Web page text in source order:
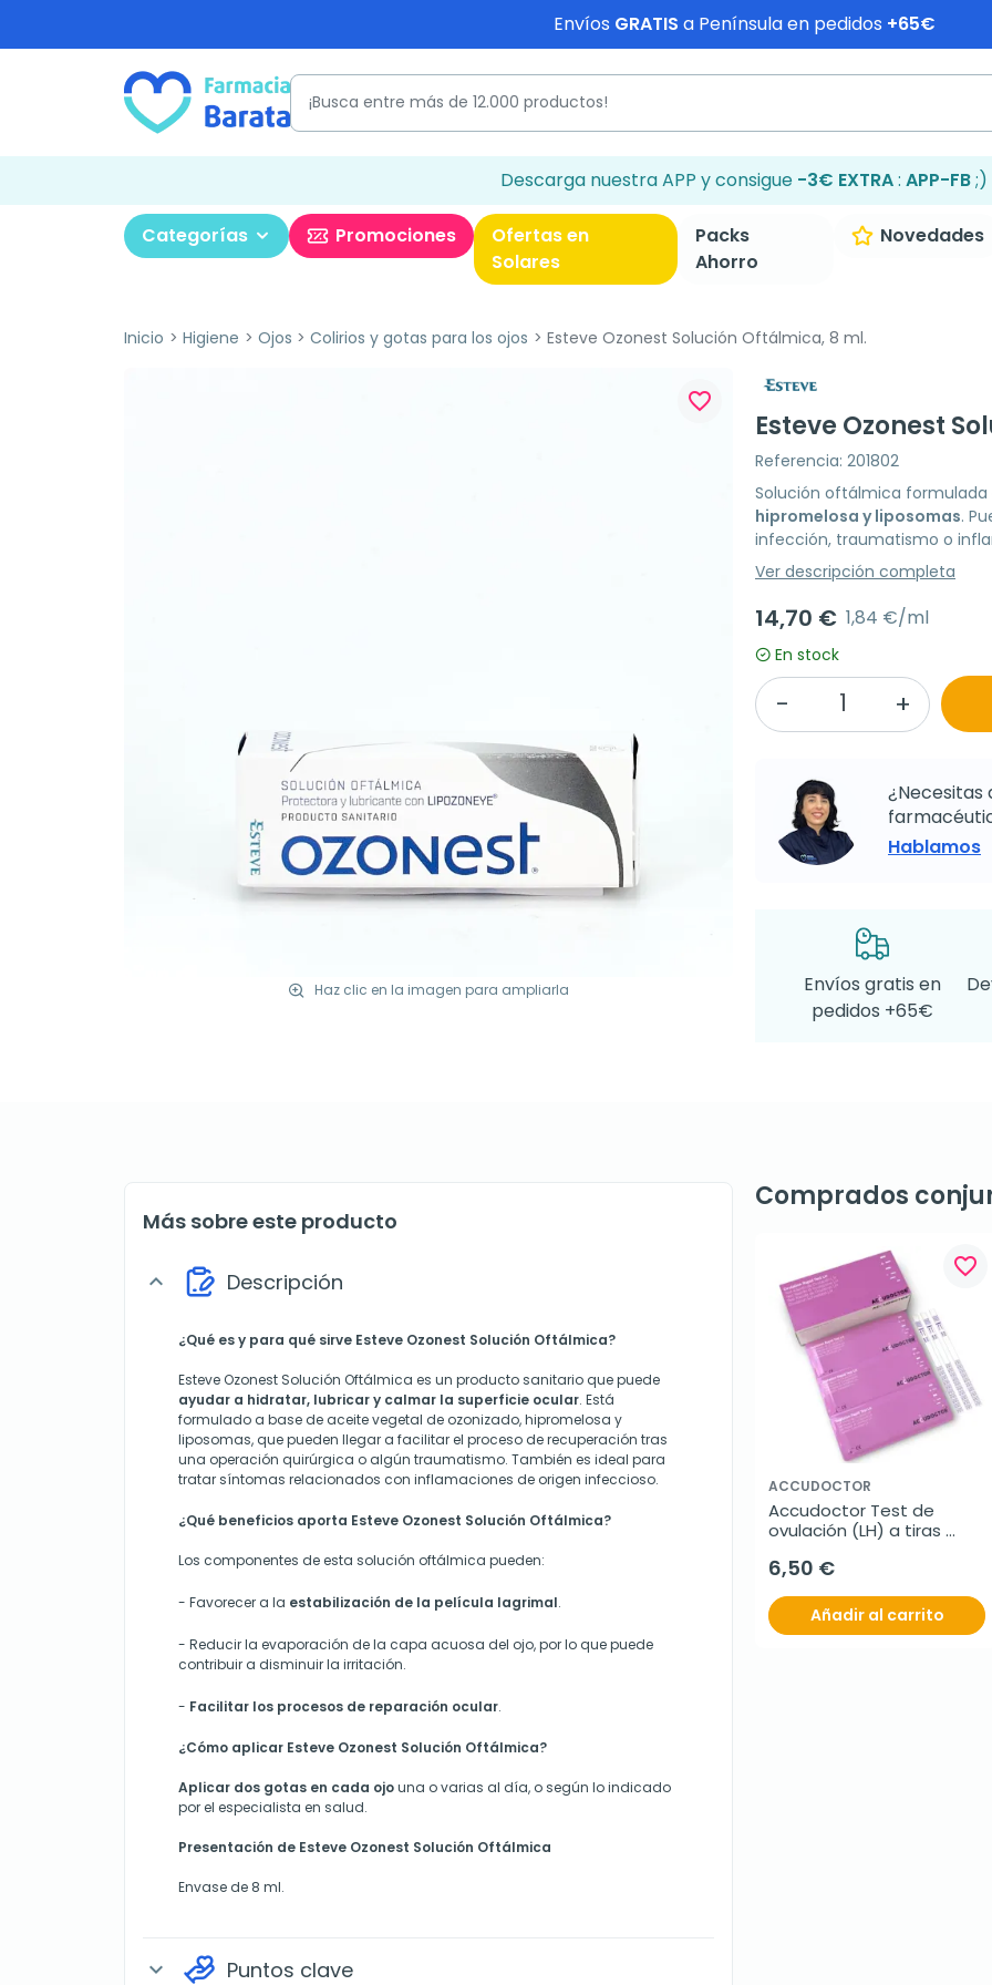
Envíos GRATIS a Península en pedidos +65€
Descarga nuestra APP y consigue -3€ EXTRA: APP-FB;)
Categorías Promociones
Ofertas en
Solares
Packs
Ahorro
Novedades
Inicio Higiene Ojos Colirios y gotas para los ojos Esteve Ozonest Solución Oftálmica, 8 ml.
Haz clic en la imagen para ampliarla
favorite_border
Esteve Ozonest
Referencia: 201802
Solución oftálmica formulada
hipromelosa y liposomas.
infección, traumatismo o
Ver descripción completa
14,70 € 1,84 €/ml
En stock
¿Necesitas
Hablamos
Envíos gratis en
pedidos +65€
Más sobre este producto
expand_more Descripción
¿Qué es y para qué sirve Esteve Ozonest Solución Oftálmica?
Esteve Ozonest Solución Oftálmica es un producto sanitario que puede
ayudar a hidratar, lubricar y calmar la superficie ocular. Está
formulado a base de aceite vegetal de ozonizado, hipromelosa y
liposomas, que pueden llegar a facilitar el proceso de recuperación tras
una operación quirúrgica o algún traumatismo. También es ideal para
tratar síntomas relacionados con inflamaciones de origen infeccioso.
¿Qué beneficios aporta Esteve Ozonest Solución Oftálmica?
Los componentes de esta solución oftálmica pueden:
- Favorecer a la estabilización de la película lagrimal.
- Reducirla evaporación de la capa acuosa del ojo, por lo que puede
contribuir a disminuir la irritación.
- Facilitar los procesos de reparación ocular.
¿Cómo aplicar Esteve Ozonest Solución Oftálmica?
Aplicar dos gotas en cada ojouna o varias al día, o según lo indicado
por el especialista en salud.
Presentación de Esteve Ozonest Solución Oftálmica
Envase de 8 ml.
expand_more Puntos clave
Comprados
favorite_border
ACCUDOCTOR
Accudoctor Test de
ovulación (LH) a tiras
pruebas
6,50 €
Añadir al carrito